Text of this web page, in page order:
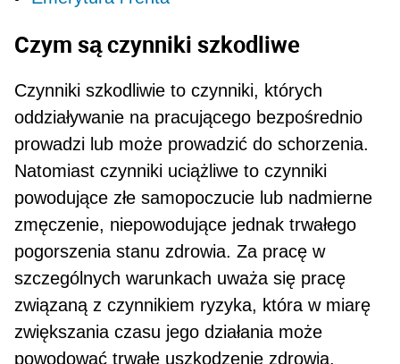
Czym są czynniki szkodliwe
Czynniki szkodliwie to czynniki, których
oddziały­wanie na pracującego bezpośrednio
prowadzi lub może prowadzić do schorzenia.
Natomiast czynniki uciążliwe to czynniki
powodujące złe samopoczu­cie lub nadmierne
zmęczenie, niepowodujące jed­nak trwałego
pogorszenia stanu zdrowia. Za pracę w
szczególnych warunkach uważa się pracę
zwią­zaną z czynnikiem ryzyka, która w miarę
zwiększa­nia czasu jego działania może
powodować trwałe uszkodzenie zdrowia.